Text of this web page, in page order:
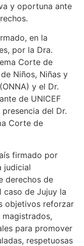
y oportuna ante
en la
por la Dra.
Corte de
Niños, Niñas y
y el Dr.
de UNICEF
del Dr.
Corte de
firmado por
judicial
derechos de
caso de Jujuy la
objetivos reforzar
para promover
respetuosas